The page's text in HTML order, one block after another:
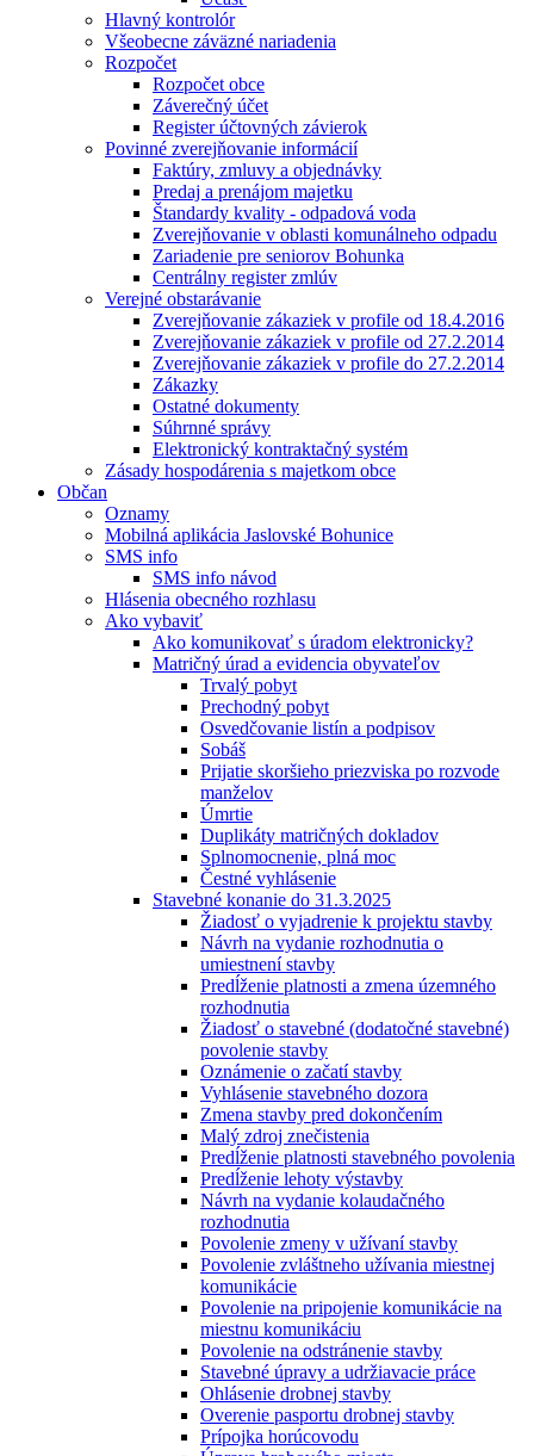
Hlavný kontrolór
Všeobecne záväzné nariadenia
Rozpočet
Rozpočet obce
Záverečný účet
Register účtovných závierok
Povinné zverejňovanie informácií
Faktúry, zmluvy a objednávky
Predaj a prenájom majetku
Štandardy kvality - odpadová voda
Zverejňovanie v oblasti komunálneho odpadu
Zariadenie pre seniorov Bohunka
Centrálny register zmlúv
Verejné obstarávanie
Zverejňovanie zákaziek v profile od 18.4.2016
Zverejňovanie zákaziek v profile od 27.2.2014
Zverejňovanie zákaziek v profile do 27.2.2014
Zákazky
Ostatné dokumenty
Súhrnné správy
Elektronický kontraktačný systém
Zásady hospodárenia s majetkom obce
Občan
Oznamy
Mobilná aplikácia Jaslovské Bohunice
SMS info
SMS info návod
Hlásenia obecného rozhlasu
Ako vybaviť
Ako komunikovať s úradom elektronicky?
Matričný úrad a evidencia obyvateľov
Trvalý pobyt
Prechodný pobyt
Osvedčovanie listín a podpisov
Sobáš
Prijatie skoršieho priezviska po rozvode
manželov
Úmrtie
Duplikáty matričných dokladov
Splnomocnenie, plná moc
Čestné vyhlásenie
Stavebné konanie do 31.3.2025
Žiadosť o vyjadrenie k projektu stavby
Návrh na vydanie rozhodnutia o
umiestnení stavby
Predĺženie platnosti a zmena územného
rozhodnutia
Žiadosť o stavebné (dodatočné stavebné)
povolenie stavby
Oznámenie o začatí stavby
Vyhlásenie stavebného dozora
Zmena stavby pred dokončením
Malý zdroj znečistenia
Predĺženie platnosti stavebného povolenia
Predĺženie lehoty výstavby
Návrh na vydanie kolaudačného
rozhodnutia
Povolenie zmeny v užívaní stavby
Povolenie zvláštneho užívania miestnej
komunikácie
Povolenie na pripojenie komunikácie na
miestnu komunikáciu
Povolenie na odstránenie stavby
Stavebné úpravy a udržiavacie práce
Ohlásenie drobnej stavby
Overenie pasportu drobnej stavby
Prípojka horúcovodu